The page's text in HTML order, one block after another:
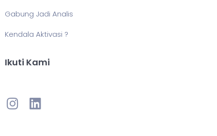
Gabung Jadi Analis
Kendala Aktivasi ?
Ikuti Kami